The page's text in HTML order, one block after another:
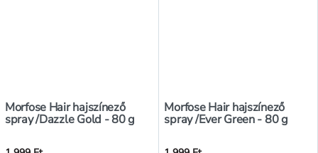
Morfose Hair hajszínező
spray /Dazzle Gold - 80 g
Morfose Hair hajszínező
spray /Ever Green - 80 g